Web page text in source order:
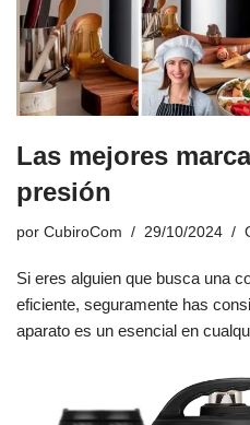
Las mejores
presión
por CubiroCom 29/10/2024
Si eres alguien que busca una
eficiente, seguramente has
aparato es un esencial en